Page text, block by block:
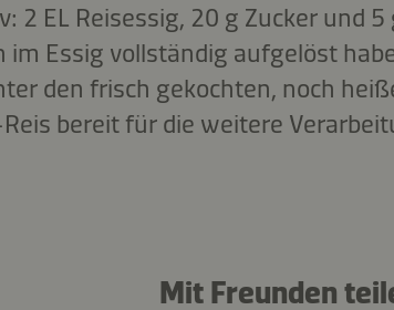
2 EL Reisessig, 20 g Zucker und
im Essig vollständig aufgelöst
den frisch gekochten, noch
bereit für die weitere
Mit Freunden